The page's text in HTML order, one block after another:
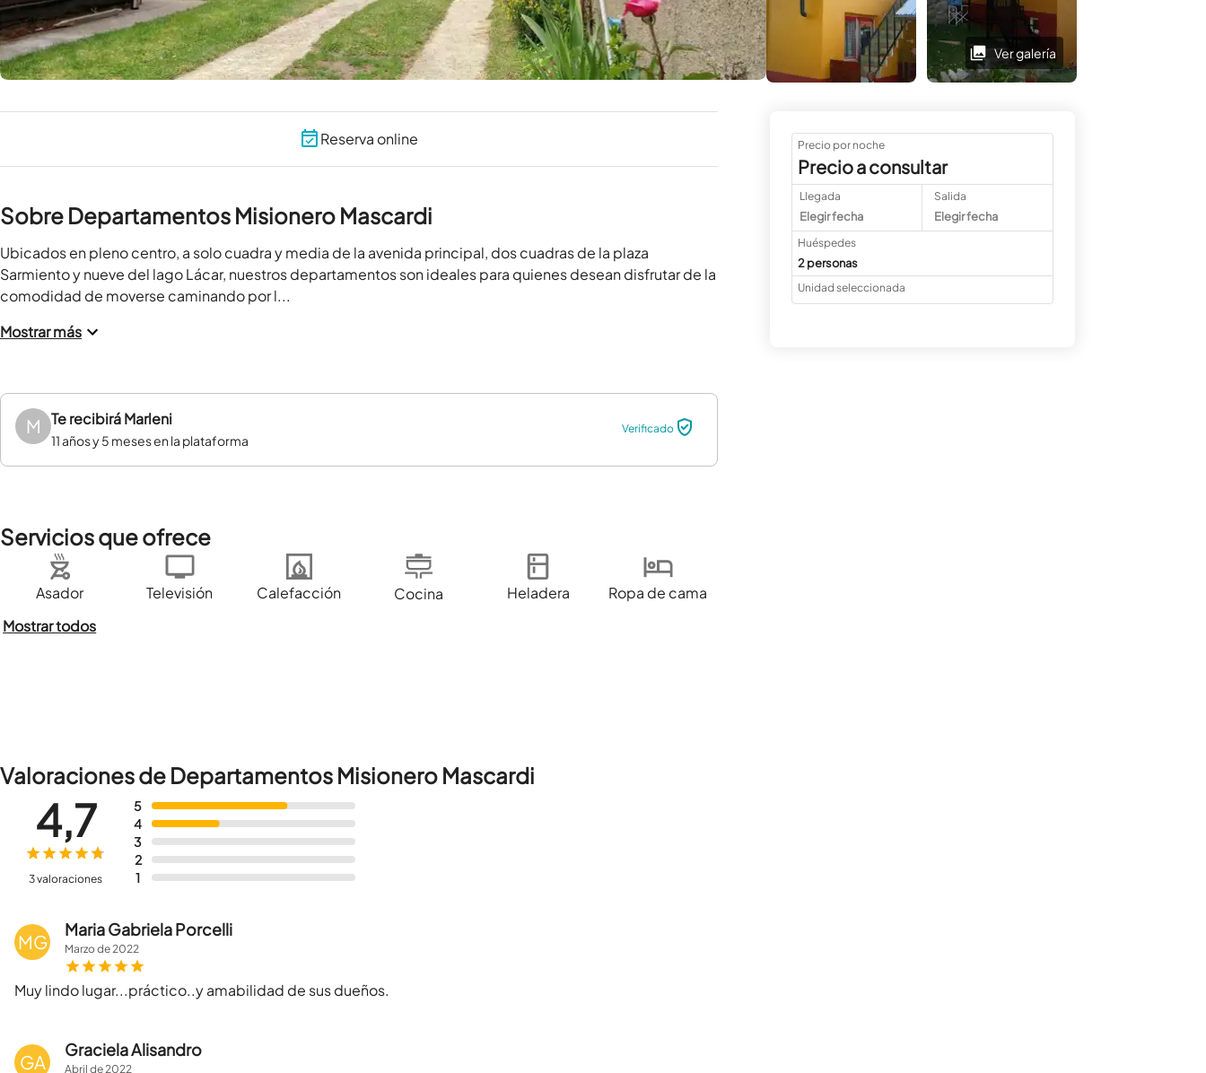
Ver galería
Ver galería
Reserva online
Sobre Departamentos Misionero Mascardi
Ubicados en pleno centro, a solo cuadra y media de la avenida principal, dos cuadras de la plaza
Sarmiento y nueve del lago Lácar, nuestros departamentos son ideales para quienes desean disfrutar de la
comodidad de moverse caminando por l...
Mostrar más
M Te recibiráMarleni
11 años y 5 meses en la plataforma
Verificado
Servicios que ofrece
Asador Televisión Calefacción Cocina Heladera
Ropa de cama
Mostrar todos
Valoraciones de Departamentos Misionero Mascardi
5
4
3
2
1
4,7
3 valoraciones
MG
Maria Gabriela Porcelli
Marzode2022
Muy lindo lugar...práctico..y amabilidad de sus dueños.
GA
Graciela Alisandro
Abril de2022
Precio por noche
Precio a consultar
Llegada
Elegir fecha
Salida
Elegir fecha
Huéspedes
2 personas
Unidad seleccionada